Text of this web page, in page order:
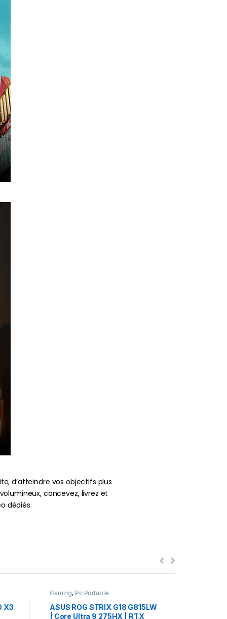
d’atteindre vos objectifs plus
concevez, livrez et
dédiés.
X3
Gaming, Pc Portable
ASUS ROG STRIX G18 G815LW
| Core Ultra 9 275HX | RTX